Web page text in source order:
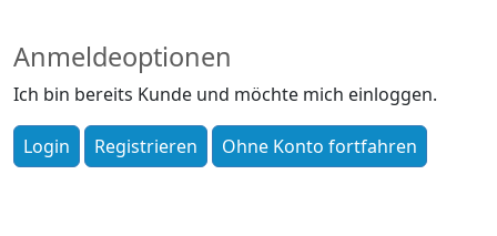
Anmeldeoptionen
Ich bin bereits Kunde und möchte mich einloggen.